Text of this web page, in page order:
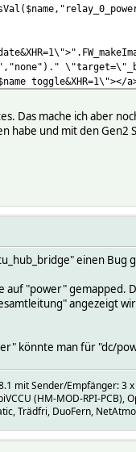
shellyplug-s-
reading
reading stat[ERT].*
switch
=> $EVENT > 1 ?
= $EVTPART0 <
}\
=>
}
toggle\
Das mache ich aber
habe und mit den Gen2
einen
"power" gemapped.
angezeigt
könnte man für "dc/
mit Sender/Empfänger: 3
(HM-MOD-RPI-PCB),
Trädfri, DuoFern,